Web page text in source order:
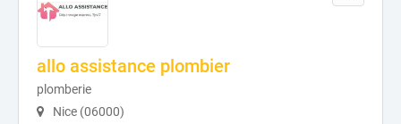
allo assistance plombier
plomberie
Nice (06000)